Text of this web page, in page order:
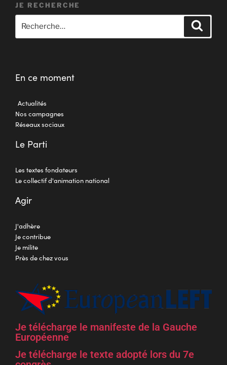
JE RECHERCHE
En ce moment
Actualités
Nos campagnes
Réseaux sociaux
Le Parti
Les textes fondateurs
Le collectif d'animation national
Agir
J'adhère
Je contribue
Je milite
Près de chez vous
Je télécharge le manifeste de la Gauche
Européenne
Je télécharge le texte adopté lors du 7e